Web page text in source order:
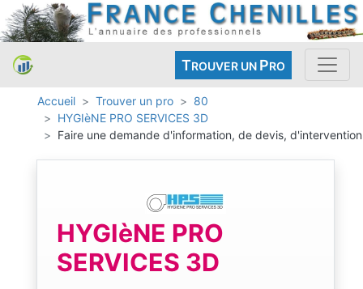
TROUVER UN PRO
Accueil Trouver un pro
80
HYGIèNE PRO SERVICES 3D
Faire une demande d'information, de devis, d'intervention
HYGIèNE PRO
SERVICES 3D